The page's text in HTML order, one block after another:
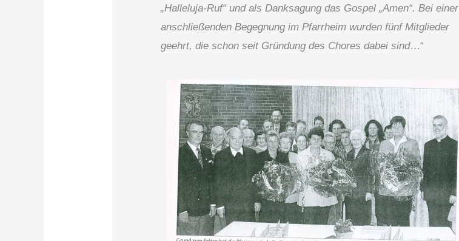
„Halleluja-Ruf“ und als Danksa­gung das Gospel „Amen“. Bei einer
anschließenden Begegnung im Pfarrheim wurden fünf Mitglieder
geehrt, die schon seit Gründung des Chores dabei sind…“